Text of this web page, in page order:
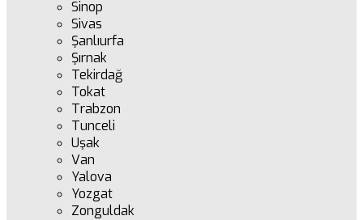
Sinop
Sivas
Şanlıurfa
Şırnak
Tekirdağ
Tokat
Trabzon
Tunceli
Uşak
Van
Yalova
Yozgat
Zonguldak